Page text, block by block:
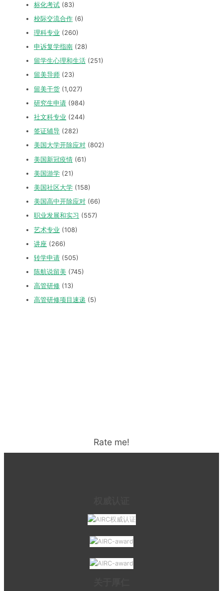
标化考试 (83)
校际交流合作 (6)
理科专业 (260)
申诉复学指南 (28)
留学生心理和生活 (251)
留美导师 (23)
留美干货 (1,027)
研究生申请 (984)
社文科专业 (244)
签证辅导 (282)
美国大学开除应对 (802)
美国新冠疫情 (61)
美国游学 (21)
美国社区大学 (158)
美国高中开除应对 (66)
职业发展和实习 (557)
艺术专业 (108)
讲座 (266)
转学申请 (505)
陈航说留美 (745)
高管研修 (13)
高管研修项目速递 (5)
Rate me!